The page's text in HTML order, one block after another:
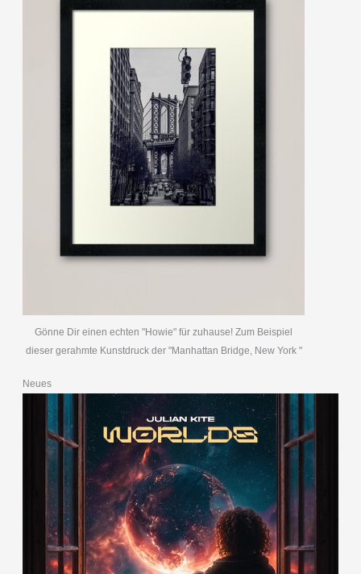
Gönne Dir einen echten "Howie" für zuhause! Zum Beispiel
dieser gerahmte Kunstdruck der "Manhattan Bridge, New York "
Neues